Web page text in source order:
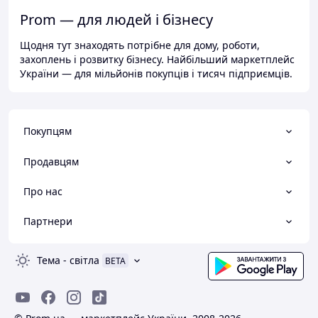
Prom — для людей і бізнесу
Щодня тут знаходять потрібне для дому, роботи,
захоплень і розвитку бізнесу. Найбільший маркетплейс
України — для мільйонів покупців і тисяч підприємців.
Покупцям
Продавцям
Про нас
Партнери
Тема - світла BETA